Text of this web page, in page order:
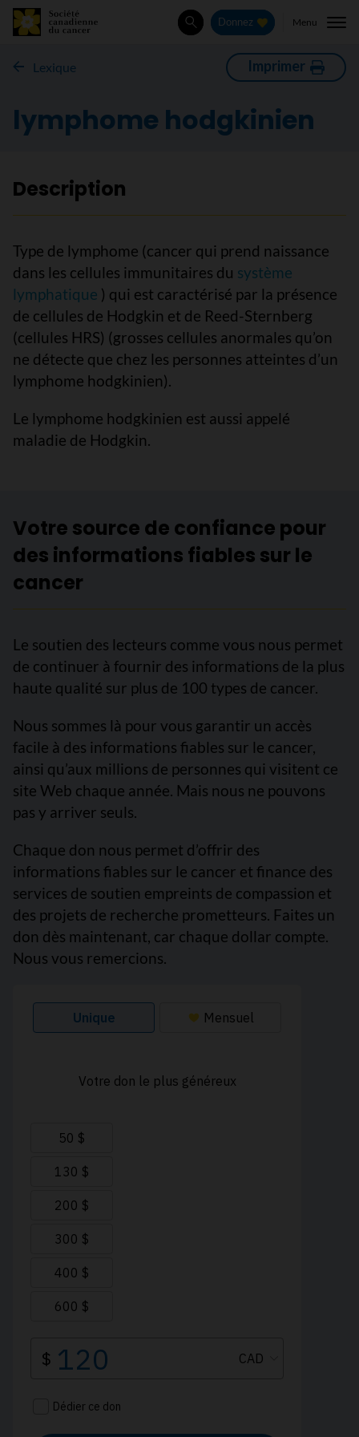
Rechercher
Donnez Menu
Lexique Imprimer
lymphome hodgkinien
Description
Type de lymphome (cancer qui prend naissance
dans les cellules immunitaires du système
lymphatique ) qui est caractérisé par la présence
de cellules de Hodgkin et de Reed-Sternberg
(cellules HRS) (grosses cellules anormales qu’on
ne détecte que chez les personnes atteintes d’un
lymphome hodgkinien).
Le lymphome hodgkinien est aussi appelé
maladie de Hodgkin.
Votre source de confiance pour
des informations fiables sur le
cancer
Le soutien des lecteurs comme vous nous permet
de continuer à fournir des informations de la plus
haute qualité sur plus de 100 types de cancer.
Nous sommes là pour vous garantir un accès
facile à des informations fiables sur le cancer,
ainsi qu’aux millions de personnes qui visitent ce
site Web chaque année. Mais nous ne pouvons
pas y arriver seuls.
Chaque don nous permet d’offrir des
informations fiables sur le cancer et finance des
services de soutien empreints de compassion et
des projets de recherche prometteurs. Faites un
don dès maintenant, car chaque dollar compte.
Nous vous remercions.